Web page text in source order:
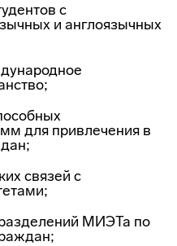
с
и англоязычных
для привлечения в
связей с
МИЭТа по